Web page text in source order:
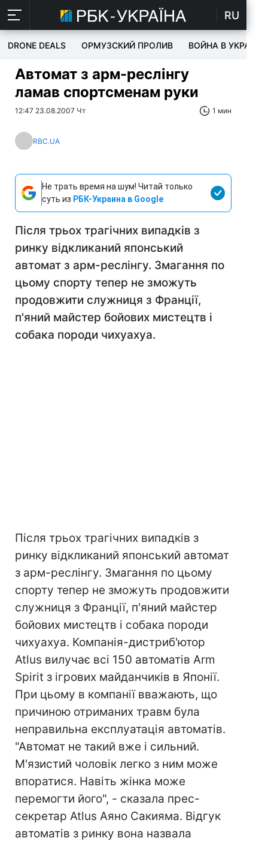
RU
DRONE DEALS ОРМУЗСКИЙ ПРОЛИВ ВОЙНА В УКРАИНЕ
Автомат з арм-реслінгу
ламав спортсменам руки
12:47 23.08.2007 Чт 1 мин
RBC.UA
Не трать время на шум! Читай только
суть из РБК-Украина в Google
Після трьох трагічних випадків з
ринку відкликаний японський
автомат з арм-реслінгу. Змагання по
цьому спорту тепер не зможуть
продовжити служниця з Франції,
п'яний майстер бойових мистецтв і
собака породи чихуахуа.
Після трьох трагічних випадків з
ринку відкликаний японський автомат
з арм-реслінгу. Змагання по цьому
спорту тепер не зможуть продовжити
служниця з Франції, п'яний майстер
бойових мистецтв і собака породи
чихуахуа. Компанія-дистриб'ютор
Atlus вилучає всі 150 автоматів Arm
Spirit з ігрових майданчиків в Японії.
При цьому в компанії вважають, що
причиною отриманих травм була
неправильна експлуатація автоматів.
"Автомат не такий вже і сильний.
М'язистий чоловік легко з ним може
впоратися. Навіть жінка може
перемогти його", - сказала прес-
секретар Atlus Аяно Сакияма. Відгук
автоматів з ринку вона назвала